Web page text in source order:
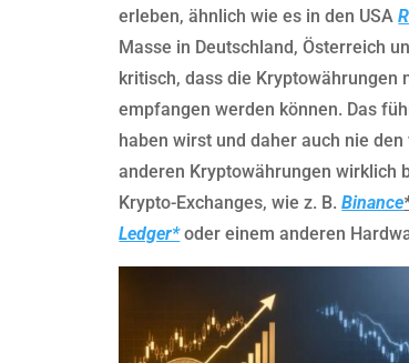
erleben, ähnlich wie es in den USA
Masse in Deutschland, Österreich
kritisch, dass die Kryptowährungen
empfangen werden können. Das
haben wirst und daher auch nie
anderen Kryptowährungen wirklich
Krypto-Exchanges, wie z. B.Binance
Ledger*oder einem anderen